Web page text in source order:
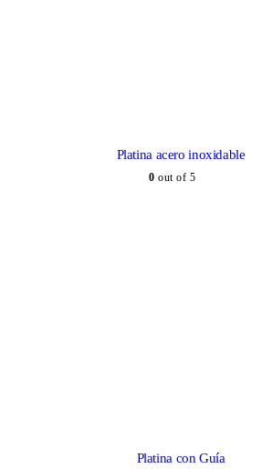
Platina acero inoxidable
0 out of 5
Platina con Guía